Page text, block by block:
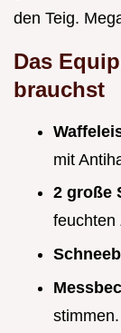
den Teig.
Das
brauchst
mit
2 große
feuchten
stimmen.